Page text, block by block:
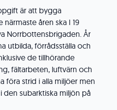
är att bygga
åren ska I 19
Norrbottensbrigaden. År
utbilda, förrådsställa och
de tillhörande
fältarbeten, luftvärn och
föra strid i alla miljöer men
den subarktiska miljön på